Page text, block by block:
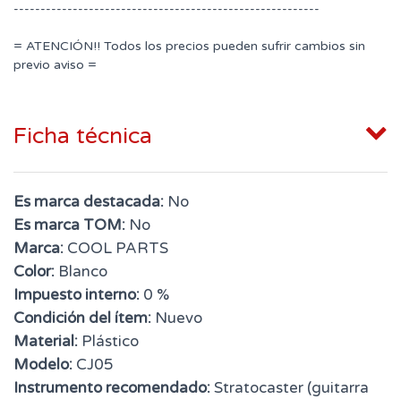
---------------------------------------------------------
= ATENCIÓN!! Todos los precios pueden sufrir cambios sin
previo aviso =
Ficha técnica
Es marca destacada: No
Es marca TOM: No
Marca: COOL PARTS
Color: Blanco
Impuesto interno: 0 %
Condición del ítem: Nuevo
Material: Plástico
Modelo: CJ05
Instrumento recomendado:Stratocaster (guitarra